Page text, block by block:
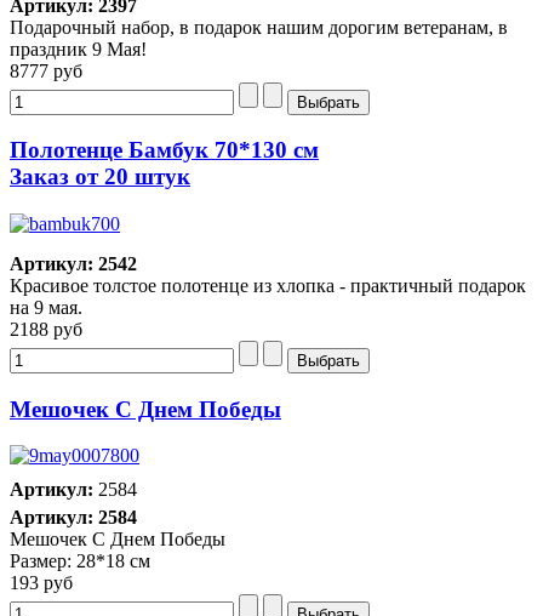
Артикул: 2397
Подарочный набор, в подарок нашим дорогим ветеранам, в
праздник 9 Мая!
8777 руб
Полотенце Бамбук 70*130 см
Заказ от 20 штук
Артикул: 2542
Красивое толстое полотенце из хлопка - практичный подарок
на 9 мая.
2188 руб
Мешочек С Днем Победы
Артикул: 2584
Артикул: 2584
Мешочек С Днем Победы
Размер: 28*18 см
193 руб